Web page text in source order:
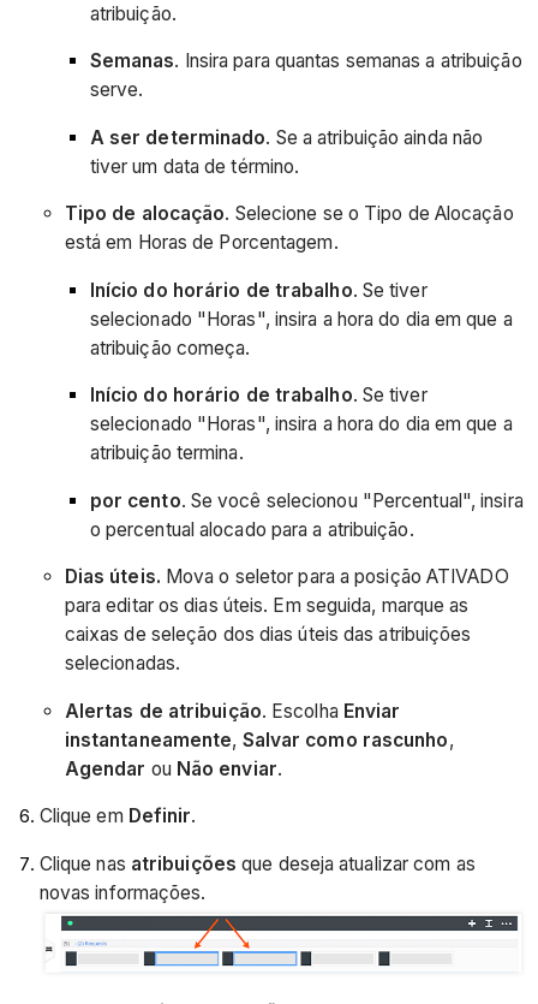
atribuição.
Semanas. Insira para quantas semanas a atribuição
serve.
A ser determinado. Se a atribuição ainda não
tiver um data de término.
Tipo de alocação. Selecione se o Tipo de Alocação
está em Horas de Porcentagem.
Início do horário de trabalho. Se tiver
selecionado "Horas", insira a hora do dia em que a
atribuição começa.
Início do horário de trabalho. Se tiver
selecionado "Horas", insira a hora do dia em que a
atribuição termina.
por cento. Se você selecionou "Percentual", insira
o percentual alocado para a atribuição.
Dias úteis. Mova o seletor para a posição ATIVADO
para editar os dias úteis. Em seguida, marque as
caixas de seleção dos dias úteis das atribuições
selecionadas.
Alertas de atribuição. Escolha Enviar
instantaneamente, Salvar como rascunho,
Agendar ou Não enviar.
Clique em Definir.
Clique nas atribuições que deseja atualizar com as
novas informações.